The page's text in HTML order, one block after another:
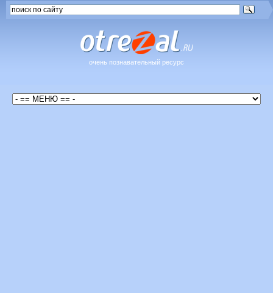
очень познавательный ресурс